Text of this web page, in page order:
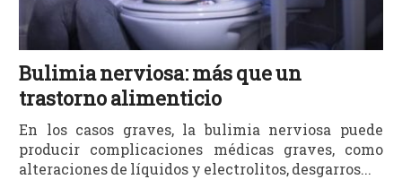
Bulimia nerviosa: más que un
trastorno alimenticio
En los casos graves, la bulimia nerviosa puede
producir complicaciones médicas graves, como
alteraciones de líquidos y electrolitos, desgarros...